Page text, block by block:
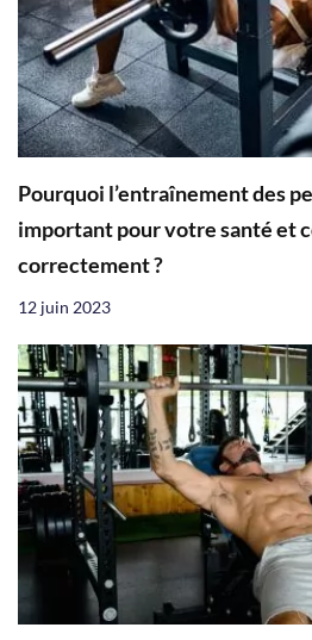
Pourquoi l’entraînement des
important pour votre santé et
correctement ?
12 juin 2023